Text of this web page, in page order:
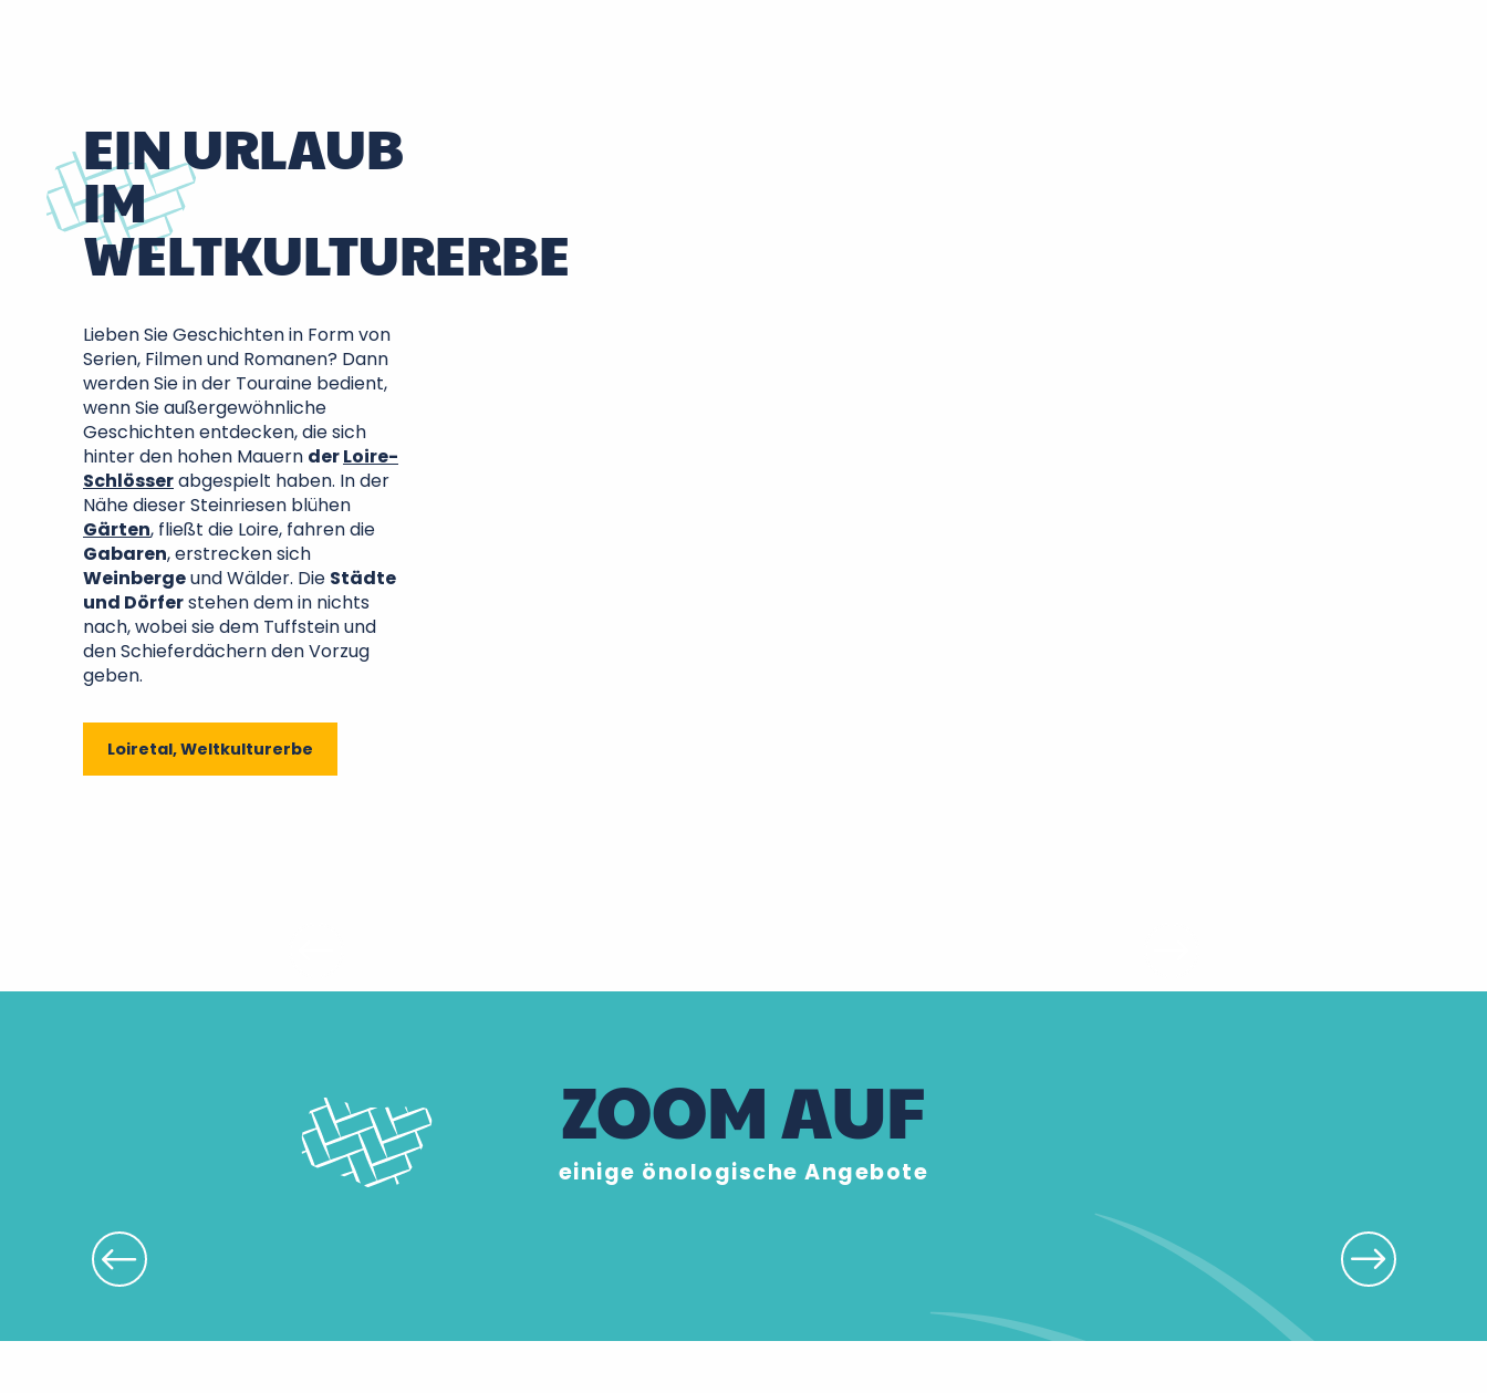
EIN URLAUB
IM
WELTKULTURERBE
Lieben Sie Geschichten in Form von
Serien, Filmen und Romanen? Dann
werden Sie in der Touraine bedient,
wenn Sie außergewöhnliche
Geschichten entdecken, die sich
hinter den hohen Mauern derLoire-
Schlösserabgespielt haben. In der
Nähe dieser Steinriesen blühen
Gärten, fließt die Loire, fahren die
Gabaren, erstrecken sich
Weinbergeund Wälder. Die Städte
und Dörferstehen dem in nichts
nach, wobei sie dem Tuffstein und
den Schieferdächern den Vorzug
geben.
Loiretal, Weltkulturerbe
ZOOM AUF
einige önologische Angebote